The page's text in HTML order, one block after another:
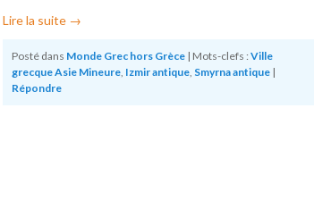
Lire la suite →
Posté dans Monde Grec hors Grèce | Mots-clefs : Ville
grecque Asie Mineure Izmir antique Smyrna antique |
Répondre